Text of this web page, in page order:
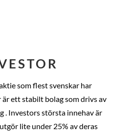
som flest svenskar har
ett stabilt bolag som drivs av
. Investors största innehav är
lite under 25% av deras